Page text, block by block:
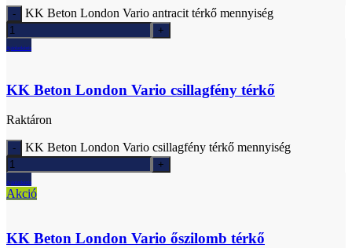
KK Beton London Vario antracit térkő mennyiség
Ajánlatkérés
KK Beton London Vario csillagfény térkő
Raktáron
KK Beton London Vario csillagfény térkő mennyiség
Ajánlatkérés
Akció
KK Beton London Vario őszilomb térkő